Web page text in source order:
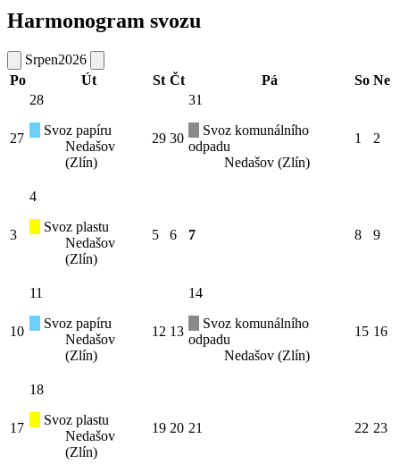
Harmonogram svozu
Srpen2026
Po
Út St Čt Pá So Ne
27
28
Svoz papíru
Nedašov
(Zlín)
29 30
31
Svoz komunálního
odpadu
Nedašov (Zlín)
1 2
3
4
Svoz plastu
Nedašov
(Zlín)
5 6 7 8 9
10
11
Svoz papíru
Nedašov
(Zlín)
12 13
14
Svoz komunálního
odpadu
Nedašov (Zlín)
15 16
17
18
Svoz plastu
Nedašov
(Zlín)
19 20 21 22 23